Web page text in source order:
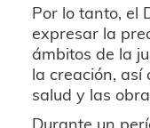
Por lo tanto, el
expresar la
ámbitos de la
la creación, así
salud y las
Durante un